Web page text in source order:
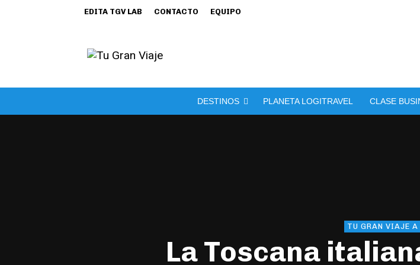
EDITA TGV LAB CONTACTO EQUIPO
DESTINOS PLANETA LOGITRAVEL CLASE
TU GRAN VIAJE
La Toscana